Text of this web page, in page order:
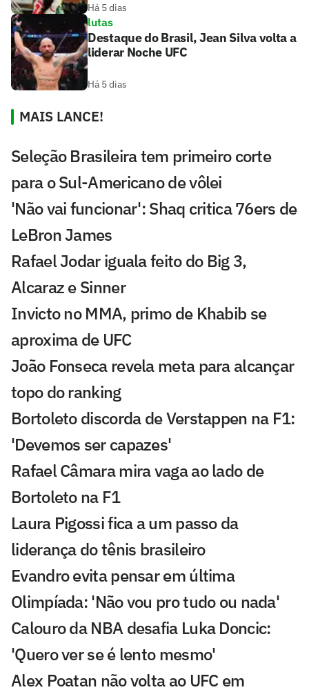
Há 5 dias
lutas
Destaque do Brasil, Jean Silva volta a
liderar Noche UFC
Há 5 dias
MAIS LANCE!
Seleção Brasileira tem primeiro corte
para o Sul-Americano de vôlei
'Não vai funcionar': Shaq critica 76ers de
LeBron James
Rafael Jodar iguala feito do Big 3,
Alcaraz e Sinner
Invicto no MMA, primo de Khabib se
aproxima de UFC
João Fonseca revela meta para alcançar
topo do ranking
Bortoleto discorda de Verstappen na F1:
'Devemos ser capazes'
Rafael Câmara mira vaga ao lado de
Bortoleto na F1
Laura Pigossi fica a um passo da
liderança do tênis brasileiro
Evandro evita pensar em última
Olimpíada: 'Não vou pro tudo ou nada'
Calouro da NBA desafia Luka Doncic:
'Quero ver se é lento mesmo'
Alex Poatan não volta ao UFC em